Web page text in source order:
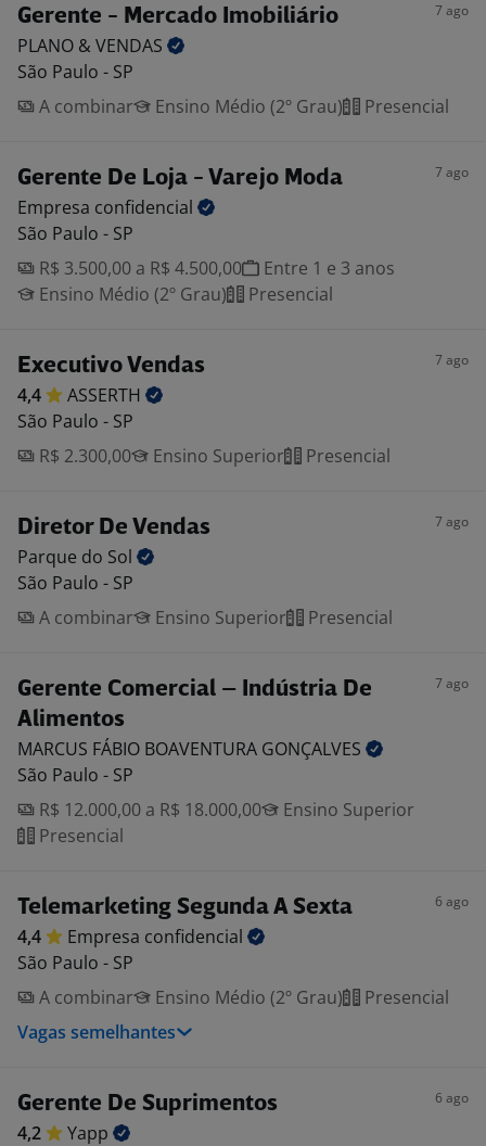
Gerente - Mercado Imobiliário 7 ago
PLANO & VENDAS
São Paulo - SP
A combinar
Ensino Médio (2º Grau) Presencial
Gerente De Loja - Varejo Moda 7 ago
Empresa confidencial
São Paulo - SP
R$ 3.500,00 a R$ 4.500,00
Entre 1 e 3 anos
Ensino Médio (2º Grau)
Presencial
Executivo Vendas 7 ago
4,4
ASSERTH
São Paulo - SP
R$ 2.300,00
Ensino Superior Presencial
Diretor De Vendas 7 ago
Parque do Sol
São Paulo - SP
A combinar
Ensino Superior Presencial
Gerente Comercial – Indústria De
Alimentos
7 ago
MARCUS FÁBIO BOAVENTURA GONÇALVES
São Paulo - SP
R$ 12.000,00 a R$ 18.000,00
Ensino Superior
Presencial
Telemarketing Segunda A Sexta 6 ago
4,4 Empresa confidencial
São Paulo - SP
A combinar
Ensino Médio (2º Grau)
Presencial
Vagas semelhantes
Gerente De Suprimentos 6 ago
4,2
Yapp